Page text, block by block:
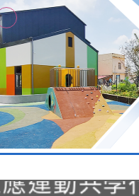
115學年
選結果公
運動共學